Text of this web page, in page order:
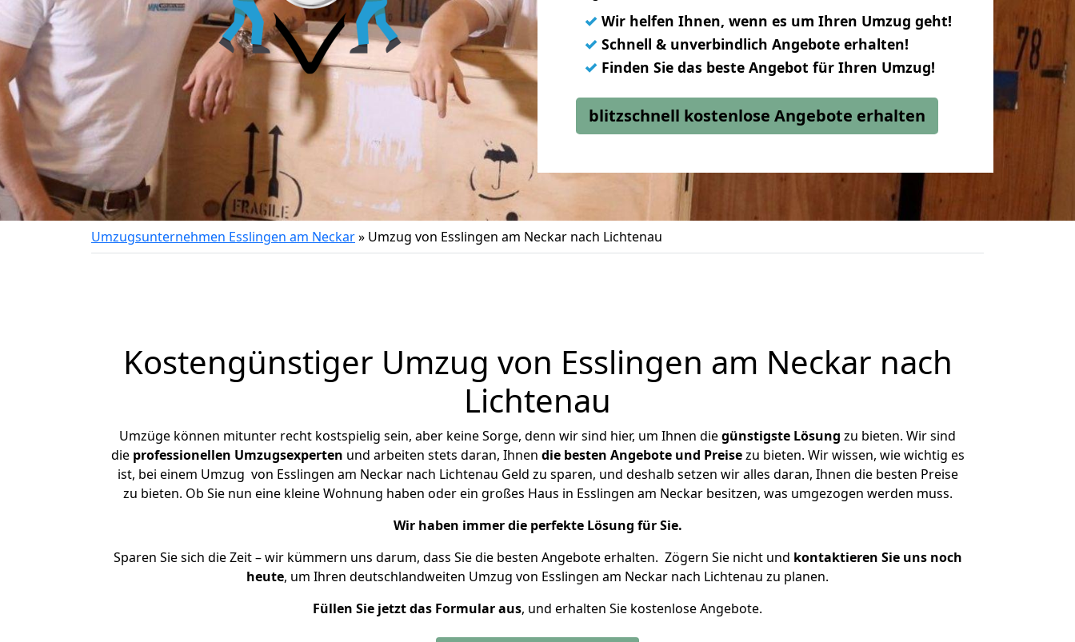
✓ Wir helfen Ihnen, wenn es um Ihren Umzug geht!
✓ Schnell & unverbindlich Angebote erhalten!
✓ Finden Sie das beste Angebot für Ihren Umzug!
blitzschnell kostenlose Angebote erhalten
Umzugsunternehmen Esslingen am Neckar» Umzug von Esslingen am Neckar nach Lichtenau
Kostengünstiger Umzug von Esslingen am Neckar nach
Lichtenau
Umzüge können mitunter recht kostspielig sein, aber keine Sorge, denn wir sind hier, um Ihnen diegünstigste Lösung zu bieten. Wir sind
die professionellen Umzugsexperten und arbeiten stets daran, Ihnen die besten Angebote und Preisezu bieten. Wir wissen, wie wichtig es
ist, bei einem Umzug von Esslingen am Neckar nach Lichtenau Geld zu sparen, und deshalb setzen wir alles daran, Ihnen die besten Preise
zu bieten. Ob Sie nun eine kleine Wohnung haben oder ein großes Haus in Esslingen am Neckar besitzen, was umgezogen werden muss.
Wir haben immer die perfekte Lösung für Sie.
Sparen Sie sich die Zeit – wir kümmern uns darum, dass Sie die besten Angebote erhalten. Zögern Sie nicht und kontaktieren Sie uns noch
heute, um Ihren deutschlandweiten Umzug von Esslingen am Neckar nach Lichtenau zu planen.
Füllen Sie jetzt das Formular aus, und erhalten Sie kostenlose Angebote.